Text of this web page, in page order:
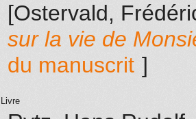
[Ostervald,
sur la vie de
du manuscrit ]
Livre